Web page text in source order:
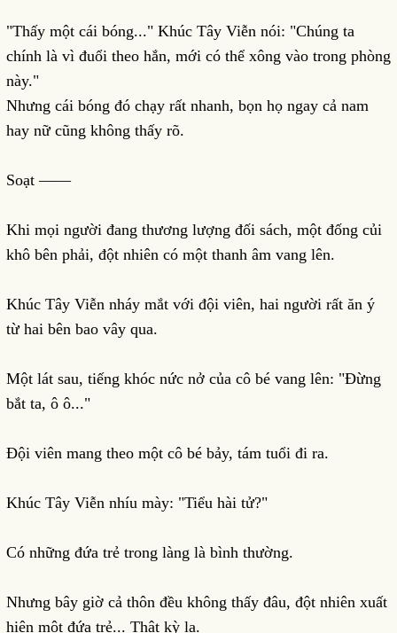
"Thấy một cái bóng..." Khúc Tây Viễn nói: "Chúng ta
chính là vì đuổi theo hắn, mới có thể xông vào trong phòng
này."
Nhưng cái bóng đó chạy rất nhanh, bọn họ ngay cả nam
hay nữ cũng không thấy rõ.
Soạt ——
Khi mọi người đang thương lượng đối sách, một đống củi
khô bên phải, đột nhiên có một thanh âm vang lên.
Khúc Tây Viễn nháy mắt với đội viên, hai người rất ăn ý
từ hai bên bao vây qua.
Một lát sau, tiếng khóc nức nở của cô bé vang lên: "Đừng
bắt ta, ô ô..."
Đội viên mang theo một cô bé bảy, tám tuổi đi ra.
Khúc Tây Viễn nhíu mày: "Tiểu hài tử?"
Có những đứa trẻ trong làng là bình thường.
Nhưng bây giờ cả thôn đều không thấy đâu, đột nhiên xuất
hiện một đứa trẻ... Thật kỳ lạ.